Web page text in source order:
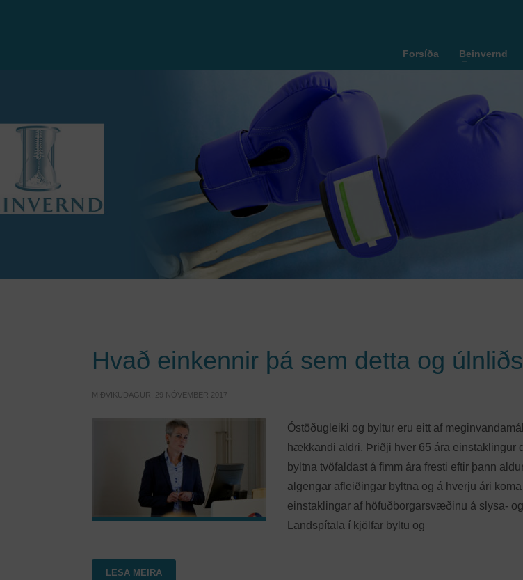
Forsíða Beinvernd
Hvað einkennir þá sem detta og
MIÐVIKUDAGUR, 29 NÓVEMBER 2017
Óstöðugleiki og byltur eru eitt af
hækkandi aldri. Þriðji hver 65 ára einstaklingur
byltna tvöfaldast á fimm ára fresti eftir þann
algengar afleiðingar byltna og á hverju ári koma
einstaklingar af höfuðborgarsvæðinu á slysa-
Landspítala í kjölfar byltu og
LESA MEIRA